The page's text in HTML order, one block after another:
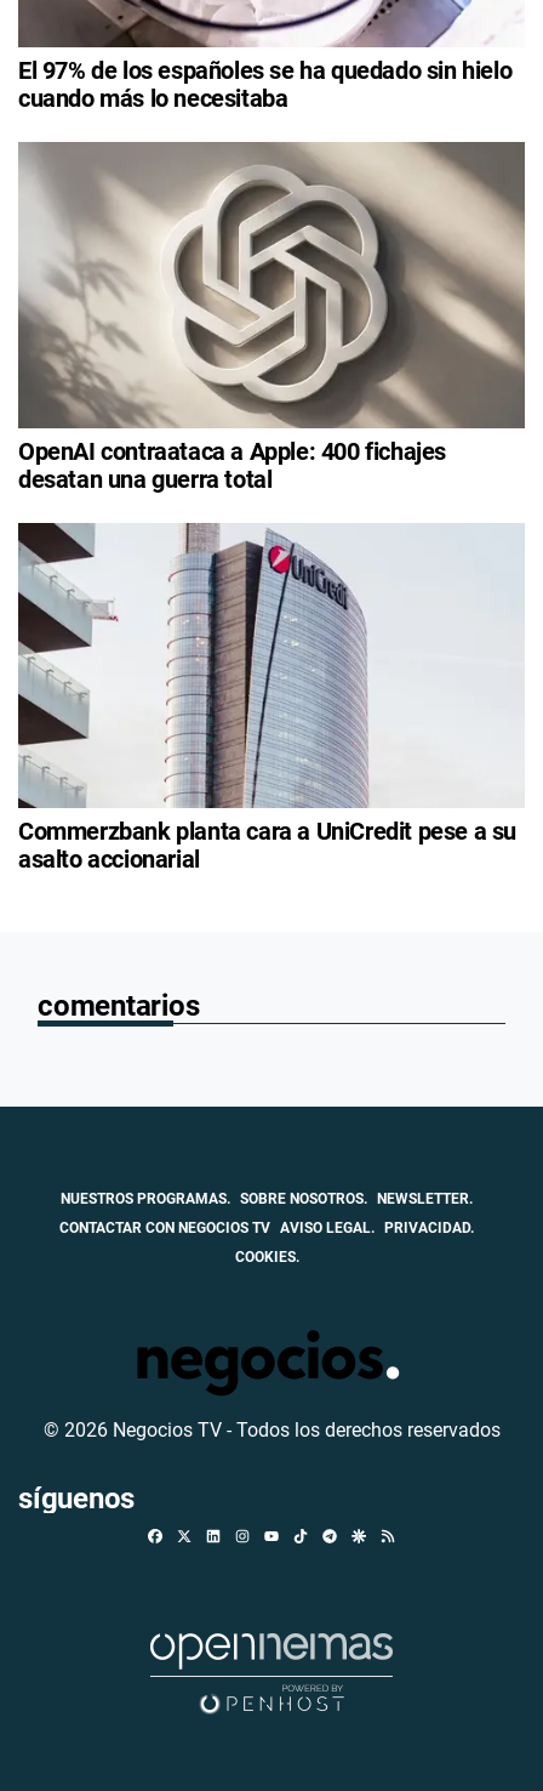
El 97% de los españoles se ha quedado sin hielo
cuando más lo necesitaba
OpenAI contraataca a Apple: 400 fichajes
desatan una guerra total
Commerzbank planta cara a UniCredit pese a su
asalto accionarial
comentarios
NUESTROS PROGRAMAS. SOBRE NOSOTROS. NEWSLETTER.
CONTACTAR CON NEGOCIOS TV AVISO LEGAL. PRIVACIDAD.
COOKIES.
© 2026 Negocios TV - Todos los derechos reservados
síguenos
FacebookLinkedinInstagramTikTokTelegramGoogle Discover